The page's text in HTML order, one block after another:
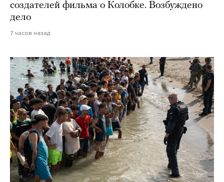
создателей фильма о Колобке. Возбуждено
дело
7 часов назад